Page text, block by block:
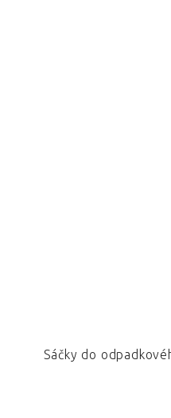
Sáčky do